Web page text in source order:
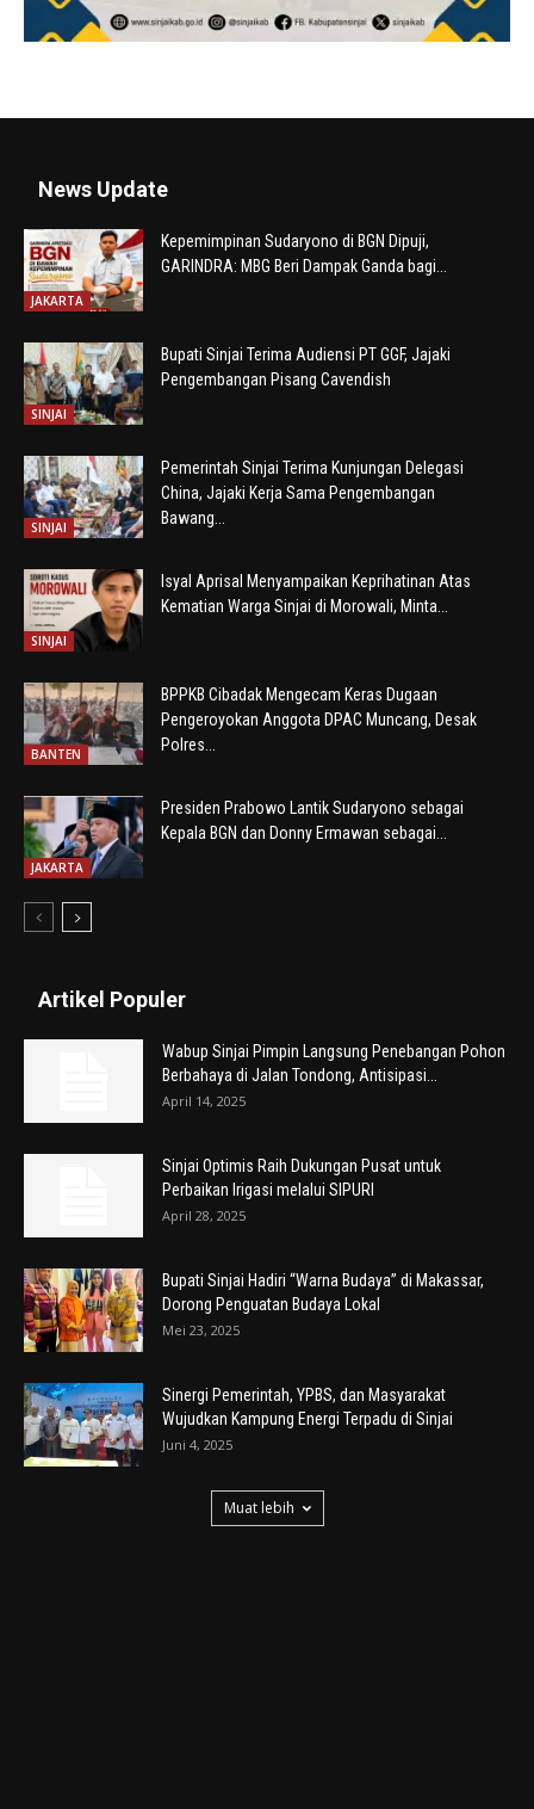
News Update
JAKARTA
Kepemimpinan Sudaryono di BGN Dipuji,
GARINDRA: MBG Beri Dampak Ganda bagi...
SINJAI
Bupati Sinjai Terima Audiensi PT GGF, Jajaki
Pengembangan Pisang Cavendish
SINJAI
Pemerintah Sinjai Terima Kunjungan Delegasi
China, Jajaki Kerja Sama Pengembangan
Bawang...
SINJAI
Isyal Aprisal Menyampaikan Keprihatinan Atas
Kematian Warga Sinjai di Morowali, Minta...
BANTEN
BPPKB Cibadak Mengecam Keras Dugaan
Pengeroyokan Anggota DPAC Muncang, Desak
Polres...
JAKARTA
Presiden Prabowo Lantik Sudaryono sebagai
Kepala BGN dan Donny Ermawan sebagai...
Artikel Populer
Wabup Sinjai Pimpin Langsung Penebangan Pohon
Berbahaya di Jalan Tondong, Antisipasi...
April 14, 2025
Sinjai Optimis Raih Dukungan Pusat untuk
Perbaikan Irigasi melalui SIPURI
April 28, 2025
Bupati Sinjai Hadiri “Warna Budaya” di Makassar,
Dorong Penguatan Budaya Lokal
Mei 23, 2025
Sinergi Pemerintah, YPBS, dan Masyarakat
Wujudkan Kampung Energi Terpadu di Sinjai
Juni 4, 2025
Muat lebih